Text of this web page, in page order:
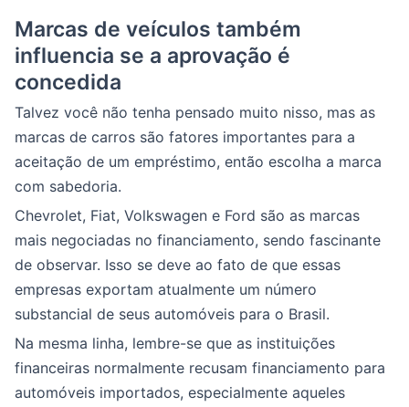
Marcas de veículos também
influencia se a aprovação é
concedida
Talvez você não tenha pensado muito nisso, mas as
marcas de carros são fatores importantes para a
aceitação de um empréstimo, então escolha a marca
com sabedoria.
Chevrolet, Fiat, Volkswagen e Ford são as marcas
mais negociadas no financiamento, sendo fascinante
de observar. Isso se deve ao fato de que essas
empresas exportam atualmente um número
substancial de seus automóveis para o Brasil.
Na mesma linha, lembre-se que as instituições
financeiras normalmente recusam financiamento para
automóveis importados, especialmente aqueles